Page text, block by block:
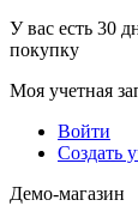
У вас есть 30
покупку
Моя учетная
Войти
Создать
Демо-магазин